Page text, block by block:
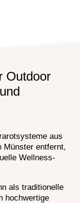
Outdoor
aus
Münster entfernt,
Wellness-
als traditionelle
hochwertige